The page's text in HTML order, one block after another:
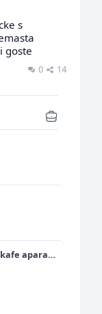
s
goste
0 14
aparata